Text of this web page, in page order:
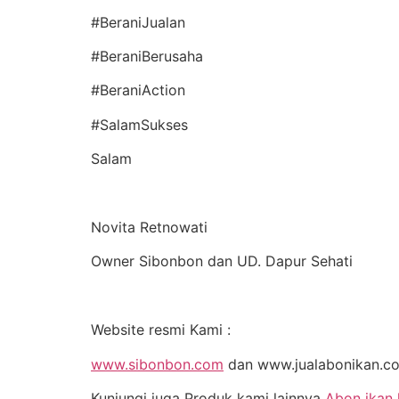
#BeraniJualan
#BeraniBerusaha
#BeraniAction
#SalamSukses
Salam
Novita Retnowati
Owner Sibonbon dan UD. Dapur Sehati
Website resmi Kami :
www.sibonbon.com dan